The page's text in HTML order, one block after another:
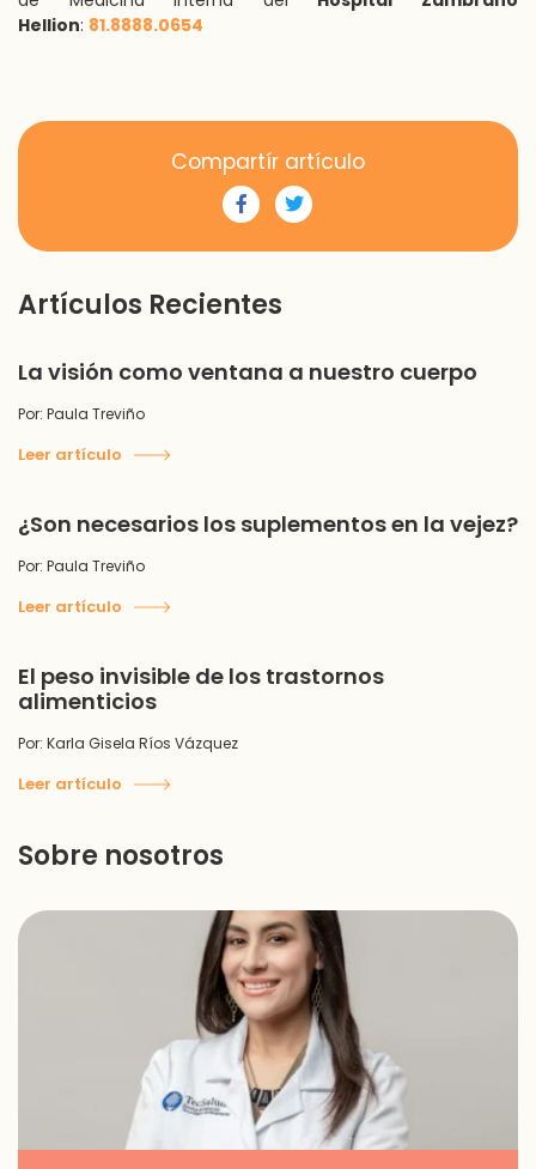
Hellion: 81.8888.0654
Compartír artículo
Artículos Recientes
La visión como ventana a nuestro cuerpo
Por: Paula Treviño
Leer artículo
¿Son necesarios los suplementos en la vejez?
Por: Paula Treviño
Leer artículo
El peso invisible de los trastornos
alimenticios
Por: Karla Gisela Ríos Vázquez
Leer artículo
Sobre nosotros